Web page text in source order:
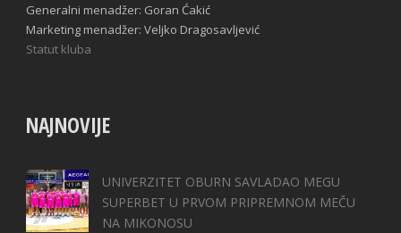
Generalni menadžer: Goran Ćakić
Marketing menadžer: Veljko Dragosavljević
Statut kluba
NAJNOVIJE
UNIVERZITET OBURN SAVLADAO MEGU
SUPERBET U PRVOM PRIPREMNOM MEČU
NA MIKONOSU